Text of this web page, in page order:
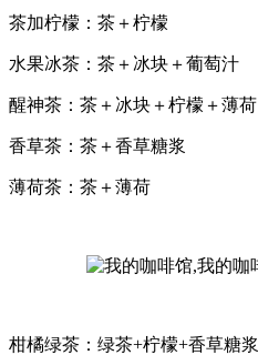
茶加柠檬：茶＋柠檬
水果冰茶：茶＋冰块＋葡萄汁
醒神茶：茶＋冰块＋柠檬＋薄荷
香草茶：茶＋香草糖浆
薄荷茶：茶＋薄荷
柑橘绿茶：绿茶+柠檬+香草糖浆